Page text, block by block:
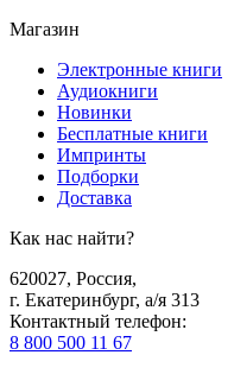
Магазин
Электронные книги
Аудиокниги
Новинки
Бесплатные книги
Импринты
Подборки
Доставка
Как нас найти?
620027, Россия,
г. Екатеринбург, а/я 313
Контактный телефон:
8 800 500 11 67